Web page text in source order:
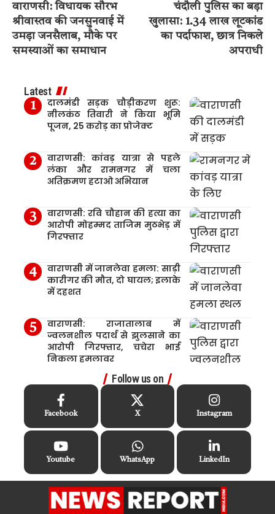
वाराणसी: विधायक सौरभ
श्रीवास्तव की जनसुनवाई में
उमड़ा जनसैलाब, मौके पर
समस्याओं का समाधान
चंदौली पुलिस का बड़ा
खुलासा: 1.34 लाख लूटकांड
का पर्दाफाश, छात्र निकले
अपराधी
Latest
दालमंडी सड़क चौड़ीकरण शुरू:
नीलकंठ तिवारी ने किया भूमि
पूजन, 25 करोड़ का प्रोजेक्ट
वाराणसी: कांवड़ यात्रा से पहले
लंका और रामनगर में चला
अतिक्रमण हटाओ अभियान
वाराणसी: रवि चौहान की हत्या का
आरोपी मोहम्मद ताजिम मुठभेड़ में
गिरफ्तार
वाराणसी में जानलेवा हमला: साड़ी
कारीगर की मौत, दो घायल; इलाके
में दहशत
वाराणसी: राजातालाब में
ज्वलनशील पदार्थ से झुलसाने का
आरोपी गिरफ्तार, चचेरा भाई
निकला हमलावर
Follow us on
Facebook X Instagram
Youtube WhatsApp LinkedIn